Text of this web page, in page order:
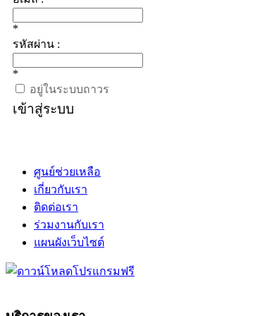
*
รหัสผ่าน :
*
อยู่ในระบบถาวร
เข้าสู่ระบบ
ศูนย์ช่วยเหลือ
เกี่ยวกับเรา
ติดต่อเรา
ร่วมงานกับเรา
แผนผังเว็บไซต์